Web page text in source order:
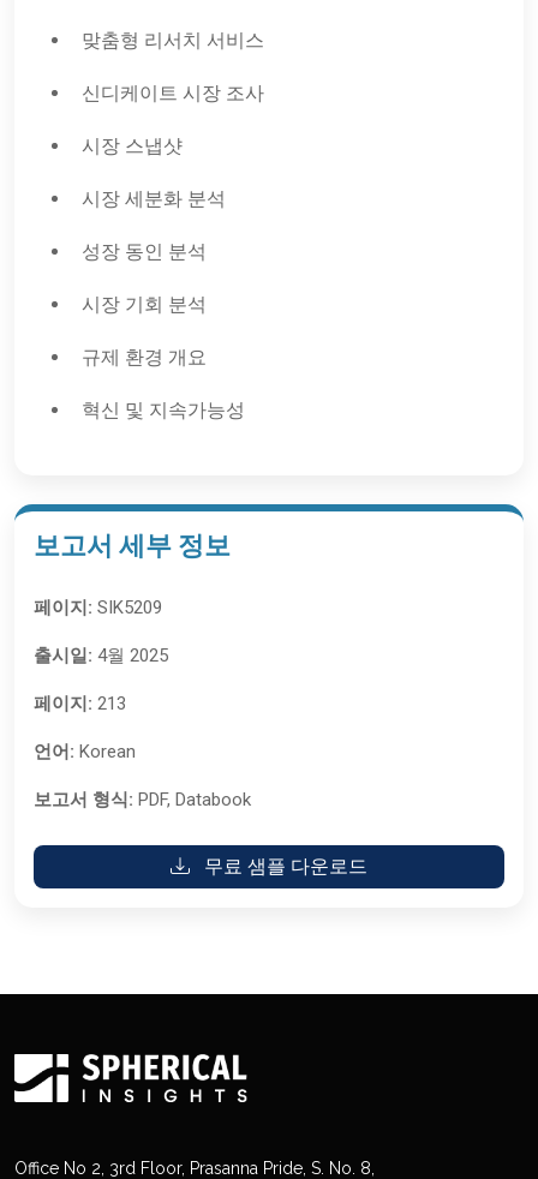
맞춤형 리서치 서비스
신디케이트 시장 조사
시장 스냅샷
시장 세분화 분석
성장 동인 분석
시장 기회 분석
규제 환경 개요
혁신 및 지속가능성
보고서 세부 정보
페이지: SIK5209
출시일: 4월 2025
페이지: 213
언어: Korean
보고서 형식: PDF, Databook
무료 샘플 다운로드
Office No 2, 3rd Floor, Prasanna Pride, S. No. 8,